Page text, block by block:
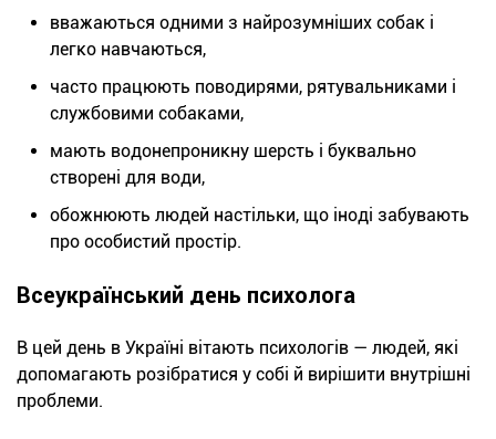
вважаються одними з найрозумніших собак і
легко навчаються,
часто працюють поводирями, рятувальниками і
службовими собаками,
мають водонепроникну шерсть і буквально
створені для води,
обожнюють людей настільки, що іноді забувають
про особистий простір.
Всеукраїнський день психолога
В цей день в Україні вітають психологів — людей, які
допомагають розібратися у собі й вирішити внутрішні
проблеми.